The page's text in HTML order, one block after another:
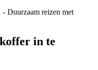
in te